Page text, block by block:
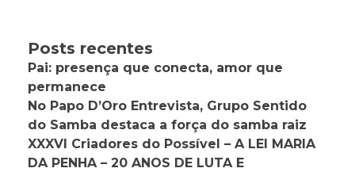
Posts recentes
Pai: presença que conecta, amor que
permanece
No Papo D’Oro Entrevista, Grupo Sentido
do Samba destaca a força do samba raiz
XXXVI Criadores do Possível – A LEI MARIA
DA PENHA – 20 ANOS DE LUTA E